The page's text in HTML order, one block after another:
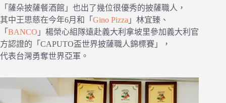
「薩朵披薩餐酒館」也出了幾位很優秀的披薩職人，
其中王思慈在今年6月和「 Gino Pizza 」林宜臻、
「 BANCO 」楊榮心組隊遠赴義大利拿坡里參加義大利官
方認證的「CAPUTO盃世界披薩職人錦標賽」，
代表台灣勇奪世界亞軍。